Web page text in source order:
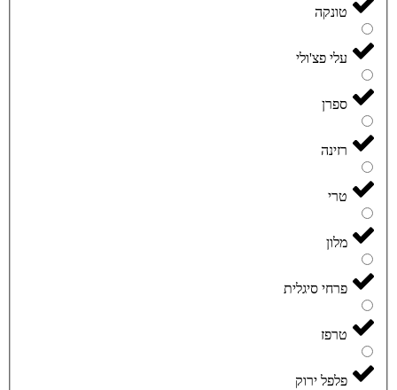
טונקה
עלי פצ'ולי
ספרן
רזינה
טרי
מלון
פרחי סיגלית
טרפז
פלפל ירוק